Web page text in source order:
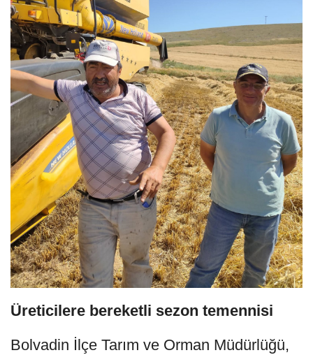
Üreticilere bereketli sezon temennisi
Bolvadin İlçe Tarım ve Orman Müdürlüğü,